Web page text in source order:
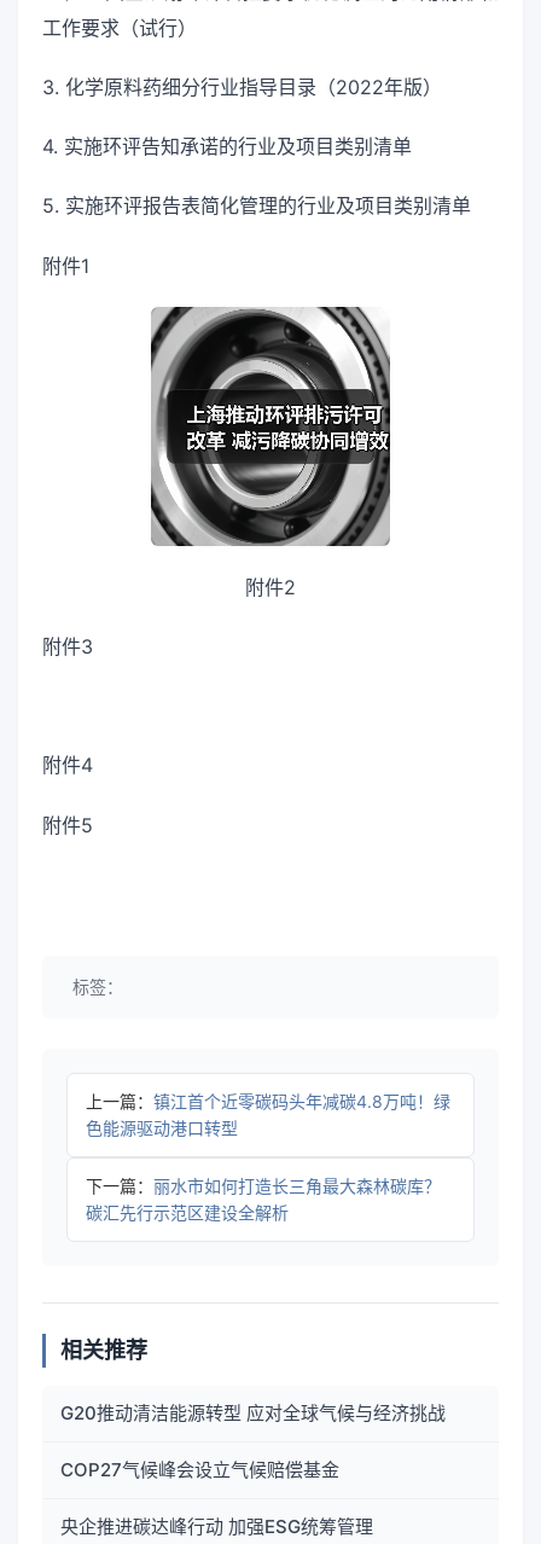
工作要求（试行）
3. 化学原料药细分行业指导目录（2022年版）
4. 实施环评告知承诺的行业及项目类别清单
5. 实施环评报告表简化管理的行业及项目类别清单
附件1
附件2
附件3
附件4
附件5
标签：
上一篇： 镇江首个近零碳码头年减碳4.8万吨！绿
色能源驱动港口转型
下一篇： 丽水市如何打造长三角最大森林碳库？
碳汇先行示范区建设全解析
相关推荐
G20推动清洁能源转型 应对全球气候与经济挑战
COP27气候峰会设立气候赔偿基金
央企推进碳达峰行动 加强ESG统筹管理